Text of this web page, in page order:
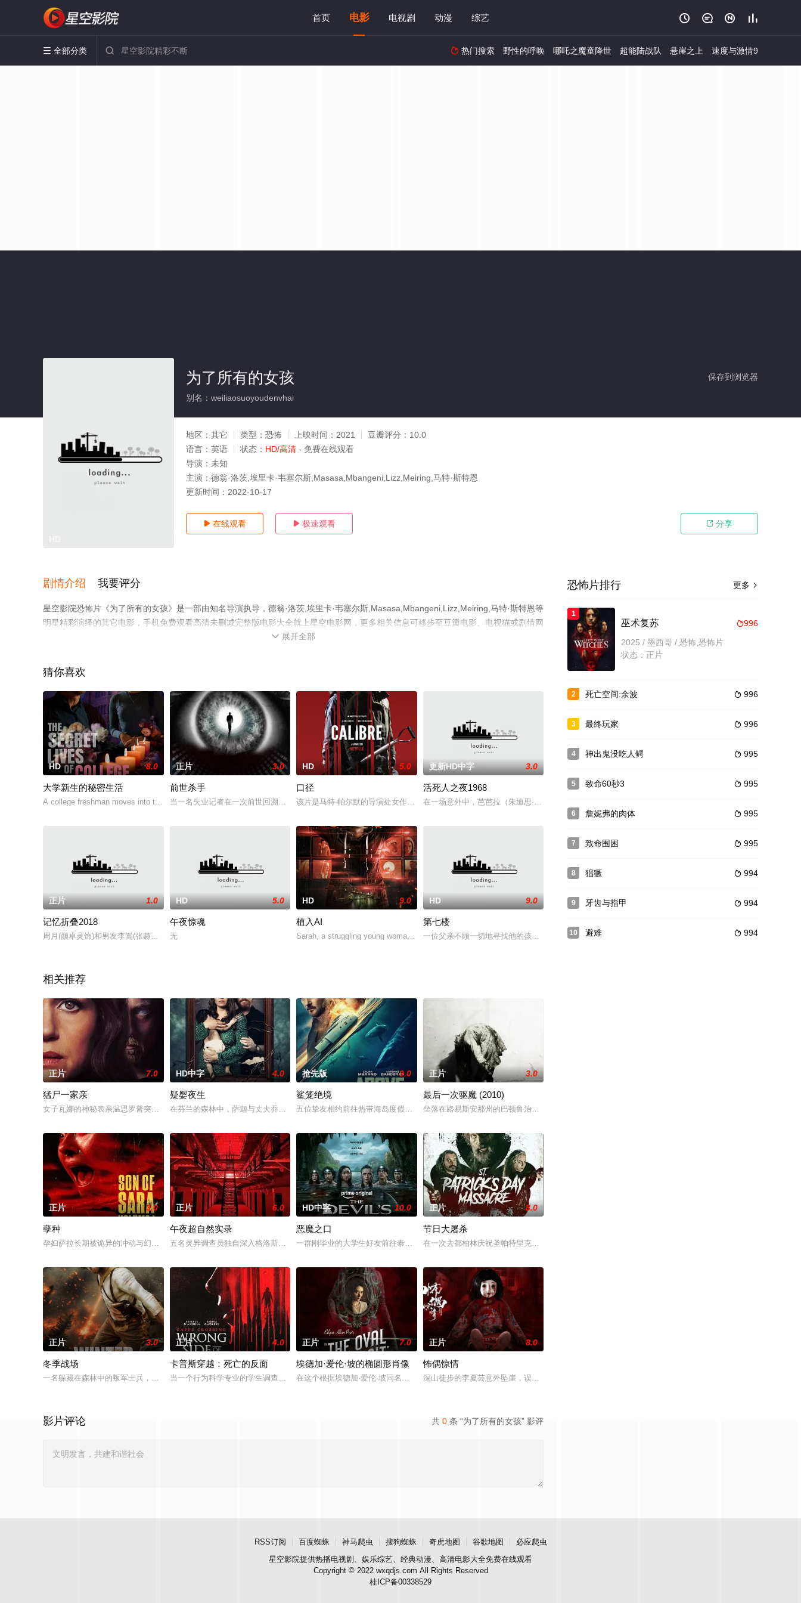
首页 电影 电视剧 动漫 综艺    
 全部分类   热门搜索 野性的呼唤 哪吒之魔童降世 超能陆战队 悬崖之上 速度与激情9
保存到浏览器
为了所有的女孩
别名：weiliaosuoyoudenvhai
地区： 其它 类型： 恐怖 上映时间： 2021 豆瓣评分： 10.0
语言： 英语 状态： HD/高清 - 免费在线观看
导演： 未知
主演： 德翁·洛茨,埃里卡·韦塞尔斯,Masasa,Mbangeni,Lizz,Meiring,马特·斯特恩
更新时间： 2022-10-17
 在线观看  极速观看  分享
剧情介绍 我要评分
星空影院恐怖片《为了所有的女孩》是一部由知名导演执导，德翁·洛茨,埃里卡·韦塞尔斯,Masasa,Mbangeni,Lizz,Meiring,马特·斯特恩等
明星精彩演绎的其它电影，手机免费观看高清未删减完整版电影大全就上星空电影网，更多相关信息可移步至豆瓣电影、电视猫或剧情网
 展开全部
猜你喜欢
HD 8.0
大学新生的秘密生活
A college freshman moves into the perfect dorm on campus, but soon dis
正片 3.0
前世杀手
当一名失业记者在一次前世回溯活动中被催眠时，他醒来后并没有回忆起作为皇室成员或其他光鲜人物的生活，而是被一个连环杀手的记忆所困扰。
HD 5.0
口径
该片是马特·帕尔默的导演处女作，故事讲述两个毕生好友前往一个孤立的苏格兰高地村庄进行周末狩猎，然而他们面对接下来所发生的事情毫无准
更新HD中字 3.0
活死人之夜1968
在一场意外中，芭芭拉（朱迪思·欧迪 Judith O'Dea 饰）和哥哥遭到了丧尸的袭击，这些活死人个性凶残样貌
正片 1.0
记忆折叠2018
周月(颜卓灵饰)和男友李嵩(张赫饰)来到海边的别墅度假,然而,女房东(曲尼次仁饰)的行为极为怪异,入住的房间到处是奇异装饰,这一切让她陷入莫
HD 5.0
午夜惊魂
无
HD 9.0
植入AI
Sarah, a struggling young woman living in Brooklyn, agrees to voluntee
HD 9.0
第七楼
一位父亲不顾一切地寻找他的孩子，他们从七楼的公寓下楼时失踪了。
相关推荐
正片 7.0
猛尸一家亲
女子瓦娜的神秘表亲温思罗普突然仓皇登门，身后还跟着一个来自异界的危险实体，对方如同附骨之疽，死咬着目标一路追杀而来。为了护住身世成谜的表亲，
HD中字 4.0
疑婴夜生
在芬兰的森林中，萨迦与丈夫乔恩迎来了为人父母的新篇章。然而萨迦的喜悦被一股令人发寒的疑惧笼罩——她对新生儿产生了不为人知的猜疑，而乔恩对此一
抢先版 9.0
鲨笼绝境
五位挚友相约前往热带海岛度假，计划在碧蓝海域中体验刺激的鲨鱼笼潜水，同时享受奢靡的派对狂欢。然而他们浑然不知，这趟旅程不过是一场
正片 3.0
最后一次驱魔 (2010)
坐落在路易斯安那州的巴顿鲁治郡，生活着一个名叫柯登·马可斯（帕特里克·法比安 Patrick Fabian 饰）的年
正片 3.0
孽种
孕妇萨拉长期被诡异的冲动与幻觉纠缠，预产期早已过去，腹中的孩子却迟迟没有降生。失联已久的孩子生父特洛伊突然现身，邀请她前往自家偏远农场共进晚
正片 6.0
午夜超自然实录
五名灵异调查员独自深入格洛斯特监狱，开展禁地灵异探查。当夜五人全员离奇失踪，杳无踪迹。这就是他们留下的真实录像。
HD中字 10.0
恶魔之口
一群刚毕业的大学生好友前往泰国海岸，开启步入社会前的最后一场冒险，慕名报名了名为 “恶魔之口” 的偏远洞穴潜水游览。此前的反常风暴将海
正片 8.0
节日大屠杀
在一次去都柏林庆祝圣帕特里克节的旅行中，四个朋友同意在一个废弃的酒馆过夜，在那里他们被一个不死杀
正片 3.0
冬季战场
一名躲藏在森林中的叛军士兵，遭到人工智能控制政权的追捕，他必须战胜精英刺客、机械士兵和被腐化的机器，才能阻止人工智能系统完全控制美国。
正片 4.0
卡普斯穿越：死亡的反面
当一个行为科学专业的学生调查卡普斯十字路口的谋杀案时，她发现自己被困在一张扭曲的谎言网里，周围是当地的护林员和他的儿子。
正片 7.0
埃德加·爱伦·坡的椭圆形肖像
在这个根据埃德加·爱伦·坡同名经典作品改编的哥特式鬼故事中，一位神秘的店主、一位有抱负的年轻艺术家和一个小偷的生活都围绕着一家神秘古
正片 8.0
怖偶惊情
深山徒步的李夏芸意外坠崖，误入隐秘古宅求助，得到主人石桥收留。本以为得以脱险，却陷入诡异险境。古
共 0 条 “为了所有的女孩” 影评
影片评论
更多 
恐怖片排行
1
996
巫术复苏
2025 / 墨西哥 / 恐怖,恐怖片
状态：正片
2  996
死亡空间:余波
3  996
最终玩家
4  995
神出鬼没吃人鳄
5  995
致命60秒3
6  995
詹妮弗的肉体
7  995
致命围困
8  994
猖獗
9  994
牙齿与指甲
10  994
避难
RSS订阅 百度蜘蛛 神马爬虫 搜狗蜘蛛 奇虎地图 谷歌地图
必应爬虫
星空影院提供热播电视剧、娱乐综艺、经典动漫、高清电影大全免费在线观看
Copyright © 2022 wxqdjs.com All Rights Reserved
桂ICP备00338529